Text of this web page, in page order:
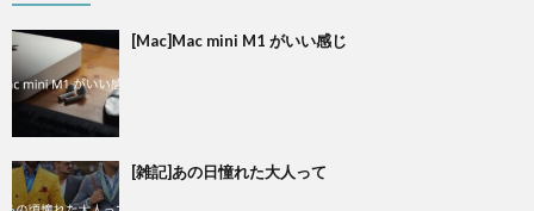
[Mac]Mac mini M1 がいい感じ
[雑記]あの日憧れた大人って